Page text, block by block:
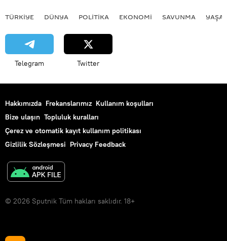
TÜRKIYE DÜNYA POLİTİKA EKONOMİ SAVUNMA
Telegram Twitter
Hakkımızda Frekanslarımız Kullanım koşulları
Bize ulaşın Topluluk kuralları
Çerez ve otomatik kayıt kullanım politikası
Gizlilik Sözleşmesi Privacy Feedback
© 2026 Sputnik Tüm hakları saklıdır. 18+